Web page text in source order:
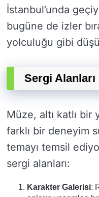
İstanbul’unda
bugüne de izler
yolculuğu gibi
Sergi Alanları
Müze, altı katlı bir
farklı bir deneyim
temayı temsil
sergi alanları:
Karakter Galerisi: